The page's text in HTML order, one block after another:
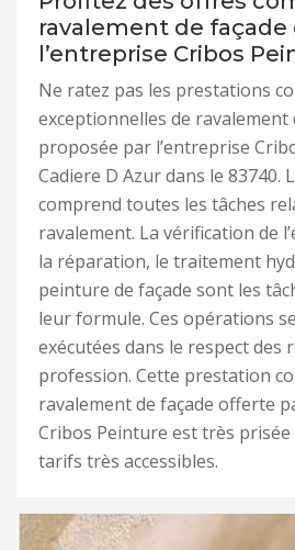
ravalement de façade
l’entreprise Cribos
Ne ratez pas les prestations
exceptionnelles de ravalement
proposée par l’entreprise
Cadiere D Azur dans le 83740.
comprend toutes les tâches
ravalement. La vérification de
la réparation, le traitement
peinture de façade sont les
leur formule. Ces opérations
exécutées dans le respect des
profession. Cette prestation
ravalement de façade offerte
Cribos Peinture est très prisée
tarifs très accessibles.